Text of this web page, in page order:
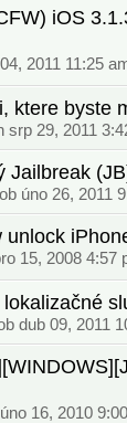
iOS
2011 11:25
ktere byste
srp 29, 2011
Jailbreak
úno 26, 2011
unlock
15, 2008 4:57
dub 09, 2011
16, 2010